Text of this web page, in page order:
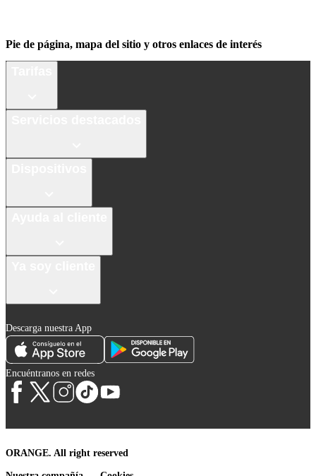
Pie de página, mapa del sitio y otros enlaces de interés
Descarga nuestra App
Encuéntranos en redes
ORANGE. All right reserved